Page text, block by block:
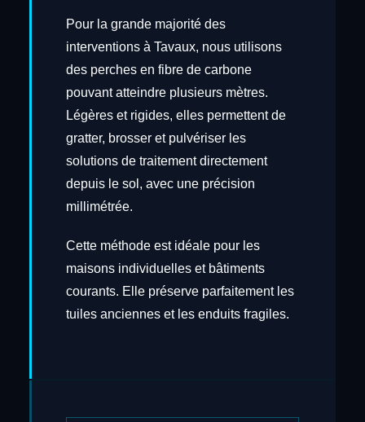
Pour la grande majorité des
interventions à Tavaux, nous utilisons
des perches en fibre de carbone
pouvant atteindre plusieurs mètres.
Légères et rigides, elles permettent de
gratter, brosser et pulvériser les
solutions de traitement directement
depuis le sol, avec une précision
millimétrée.
Cette méthode est idéale pour les
maisons individuelles et bâtiments
courants. Elle préserve parfaitement les
tuiles anciennes et les enduits fragiles.